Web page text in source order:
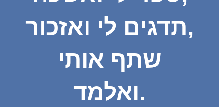
תדגים לי ואזכור,
שתף אותי
ואלמד.